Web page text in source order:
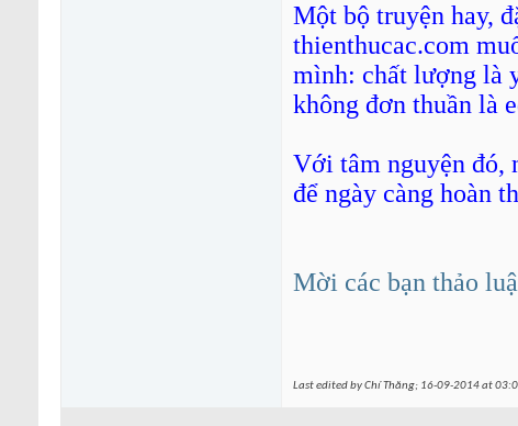
Một bộ truyện hay,
thienthucac.com
mình: chất lượng là
không đơn thuần là
Với tâm nguyện đó,
để ngày càng hoàn
Mời các bạn thảo
Last edited by Chí Thăng; 16-09-2014 at